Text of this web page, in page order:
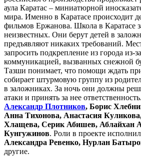
аула Каратас – миниатюрной
мира. Именно в Каратасе происходит
фильмов Ержанова. Школа в Каратасе
неизвестных. Они берут детей в
предъявляют никаких требований.
запросить подкрепление из города из-
коммуникацией, вызванных снежной
Тазши понимает, что помощи ждать
собирает штурмовую группу из
в заложниках. За ночь они должны
атаки и принять за нее
Александр Плотников, Борис
Анна Тихонова, Анастасия
Хлащева, Серик Абишев, Аблайхан
Кунгужинов. Роли в проекте
Александра Ревенко, Нурлан
другие.